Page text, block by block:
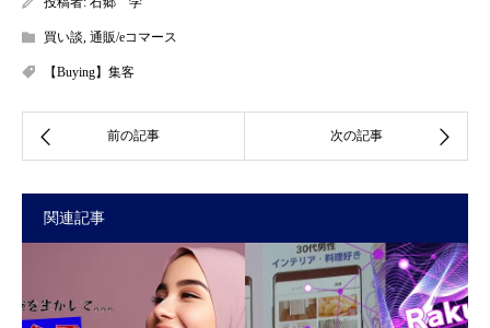
買い談, 通販/eコマース
【Buying】集客
関連記事